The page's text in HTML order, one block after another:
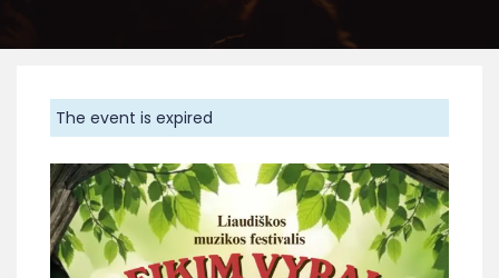
The event is expired